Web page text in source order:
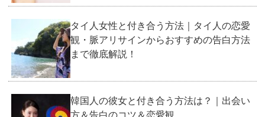
タイ人女性と付き合う方法｜タイ人の恋愛
観・脈アリサインからおすすめの告白方法
まで徹底解説！
韓国人の彼女と付き合う方法は？｜出会い
方＆告白のコツ＆恋愛観